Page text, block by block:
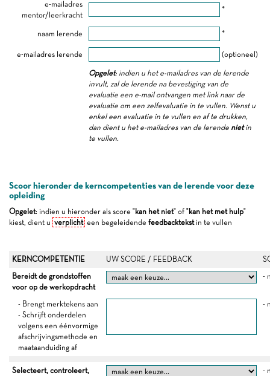
e-mailadres
mentor/leerkracht
*
naam lerende *
e-mailadres lerende (optioneel)
Opgelet: indien u het e-mailadres van de lerende
invult, zal de lerende na bevestiging van de
evaluatie een e-mail ontvangen met link naar de
evaluatie om een zelfevaluatie in te vullen. Wenst u
enkel een evaluatie in te vullen en af te drukken,
dan dient u het e-mailadres van de lerende nietin
te vullen.
Scoor hieronder de kerncompetenties van de lerende voor deze
opleiding
Opgelet: indien u hieronder als score "kan het niet" of "kan het met hulp"
kiest, dient u verplicht een begeleidende feedbacktekstin te vullen
KERNCOMPETENTIE UW SCORE / FEEDBACK
Bereidt de grondstoffen
voor op de werkopdracht
-
- Brengt merktekens aan
- Schrijft onderdelen
volgens een éénvormige
afschrijvingsmethode en
maataanduiding af
-
Selecteert, controleert,
-